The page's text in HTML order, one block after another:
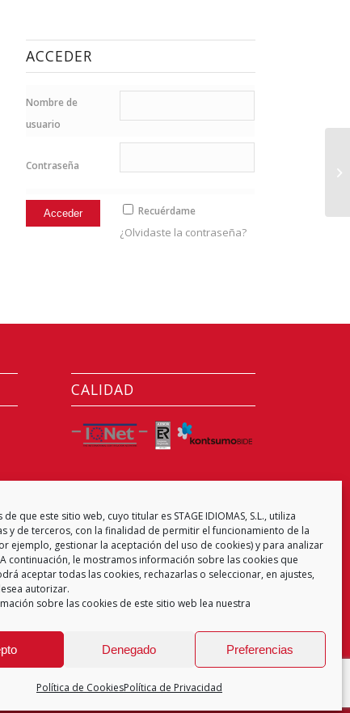
que este sitio web, cuyo titular es STAGE IDIOMAS, S.L., utiliza
y de terceros, con la finalidad de permitir el funcionamiento de la
ejemplo, gestionar la aceptación del uso de cookies) y para analizar
continuación, le mostramos información sobre las cookies que
aceptar todas las cookies, rechazarlas o seleccionar, en ajustes,
autorizar.
sobre las cookies de este sitio web lea nuestra
Denegado Preferencias
Política de CookiesPolítica de Privacidad
ACCEDER
Nombre de
usuario
Contraseña
Recuérdame
¿Olvidaste la contraseña?
CALIDAD
CENTRO EXAMINADOR
Aviso Legal Política de Cookies